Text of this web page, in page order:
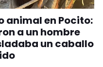
animal en Pocito:
a un hombre
un caballo